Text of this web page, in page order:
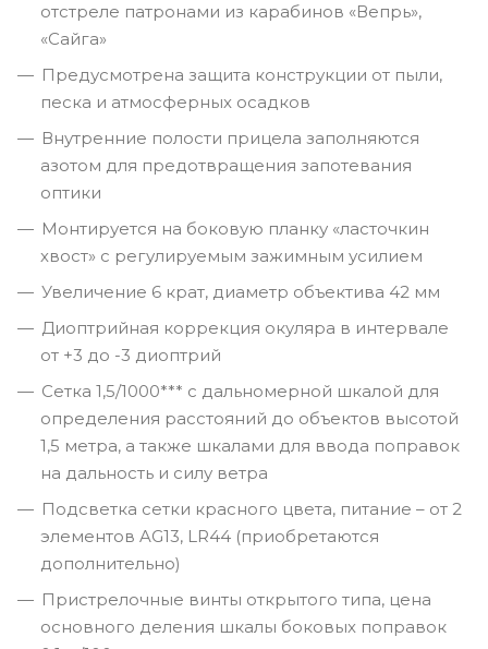
отстреле патронами из карабинов «Вепрь»,
«Сайга»
Предусмотрена защита конструкции от пыли,
песка и атмосферных осадков
Внутренние полости прицела заполняются
азотом для предотвращения запотевания
оптики
Монтируется на боковую планку «ласточкин
хвост» с регулируемым зажимным усилием
Увеличение 6 крат, диаметр объектива 42 мм
Диоптрийная коррекция окуляра в интервале
от +3 до -3 диоптрий
Сетка 1,5/1000*** с дальномерной шкалой для
определения расстояний до объектов высотой
1,5 метра, а также шкалами для ввода поправок
на дальность и силу ветра
Подсветка сетки красного цвета, питание – от 2
элементов AG13, LR44 (приобретаются
дополнительно)
Пристрелочные винты открытого типа, цена
основного деления шкалы боковых поправок